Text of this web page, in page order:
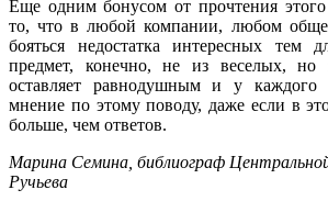
Еще одним бонусом от прочтения этого
то, что в любой компании, любом
бояться недостатка интересных тем
предмет, конечно, не из веселых,
оставляет равнодушным и у каждого
мнение по этому поводу, даже если в
больше, чем ответов.
Марина Семина, библиограф
Ручьева